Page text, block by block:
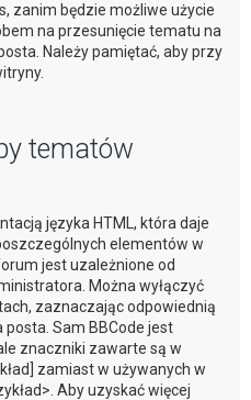
zanim będzie możliwe użycie
na przesunięcie tematu na
Należy pamiętać, aby przy
tematów
języka HTML, która daje
elementów w
jest uzależnione od
Można wyłączyć
zaznaczając odpowiednią
Sam BBCode jest
znaczniki zawarte są w
zamiast w używanych w
Aby uzyskać więcej